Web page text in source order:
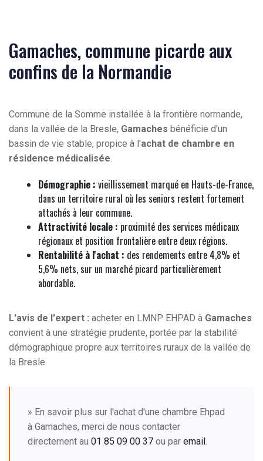
Gamaches, commune picarde aux
confins de la Normandie
Commune de la Somme installée à la frontière normande,
dans la vallée de la Bresle, Gamaches bénéficie d'un
bassin de vie stable, propice à l'achat de chambre en
résidence médicalisée.
Démographie : vieillissement marqué en Hauts-de-France,
dans un territoire rural où les seniors restent fortement
attachés à leur commune.
Attractivité locale : proximité des services médicaux
régionaux et position frontalière entre deux régions.
Rentabilité à l'achat : des rendements entre 4,8% et
5,6% nets, sur un marché picard particulièrement
abordable.
L'avis de l'expert : acheter en LMNP EHPAD à Gamaches
convient à une stratégie prudente, portée par la stabilité
démographique propre aux territoires ruraux de la vallée de
la Bresle.
» En savoir plus sur l'achat d'une chambre Ehpad
à Gamaches, merci de nous contacter
directement au 01 85 09 00 37 ou par email.